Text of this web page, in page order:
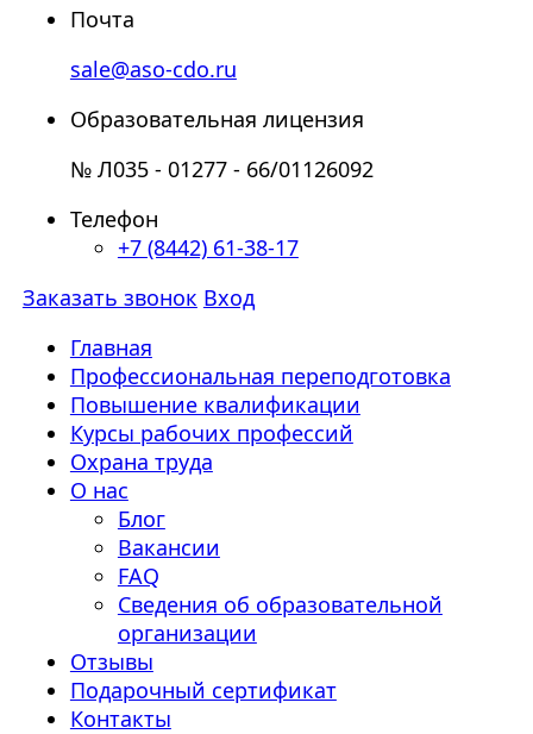
Почта
sale@aso-cdo.ru
Образовательная лицензия
№ Л035 - 01277 - 66/01126092
Телефон
+7 (8442) 61-38-17
Заказать звонок Вход
Главная
Профессиональная переподготовка
Повышение квалификации
Курсы рабочих профессий
Охрана труда
О нас
Блог
Вакансии
FAQ
Сведения об образовательной
организации
Отзывы
Подарочный сертификат
Контакты